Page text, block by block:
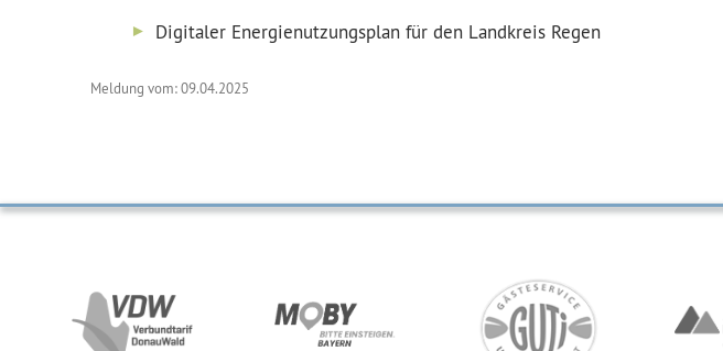
Digitaler Energienutzungsplan für den Landkreis Regen
Meldung vom: 09.04.2025